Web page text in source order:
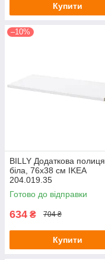
Купити
–10%
BILLY Додаткова полиця,
біла, 76х38 см IKEA
204.019.35
Готово до відправки
634 ₴ 704 ₴
Купити